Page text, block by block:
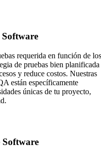
requerida en función de los
de pruebas bien
y reduce costos. Nuestras
están específicamente
únicas de tu proyecto,